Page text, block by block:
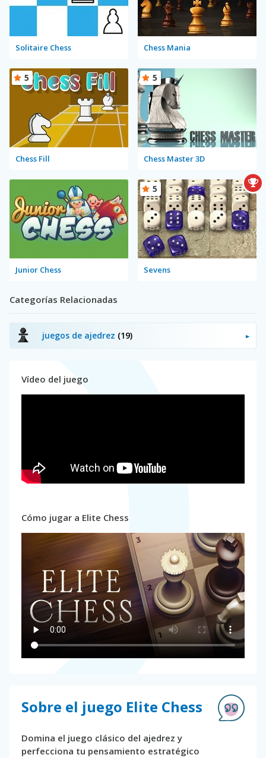
Solitaire Chess Chess Mania
Chess Fill
5
Chess Master 3D
5
Junior Chess Sevens
5
Categorías Relacionadas
juegos de ajedrez (19)
Vídeo del juego
Cómo jugar a Elite Chess
Sobre el juego Elite Chess
Domina el juego clásico del ajedrez y
perfecciona tu pensamiento estratégico